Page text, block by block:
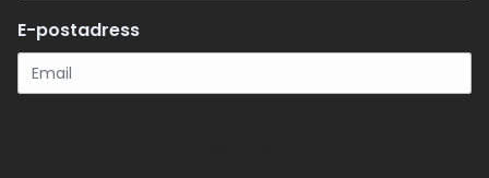
E-postadress